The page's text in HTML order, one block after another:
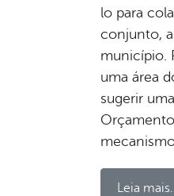
lo para
conjunto,
município.
uma área
sugerir
Leia